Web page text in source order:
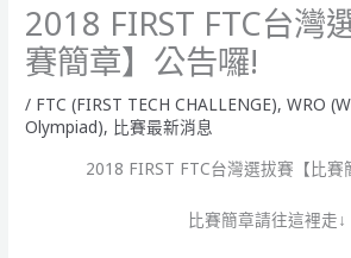
2018 FIRST FTC台灣
賽簡章】公告囉!
/ FTC (FIRST TECH CHALLENGE),WRO
Olympiad), 比賽最新消息
2018 FIRST FTC台灣選拔賽【比賽
比賽簡章請往這裡走↓